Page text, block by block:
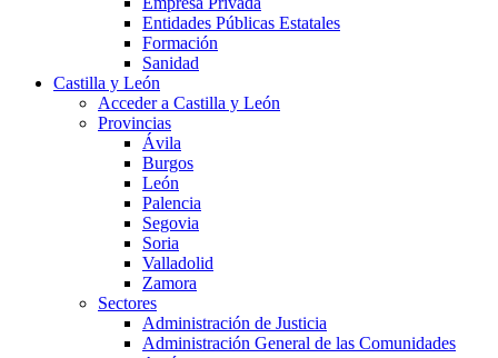
Entidades Públicas Estatales
Formación
Sanidad
Castilla y León
Acceder a Castilla y León
Provincias
Ávila
Burgos
León
Palencia
Segovia
Soria
Valladolid
Zamora
Sectores
Administración de Justicia
Administración General de las Comunidades